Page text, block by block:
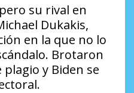
su rival en
Dukakis,
en la que no lo
Brotaron
y Biden se